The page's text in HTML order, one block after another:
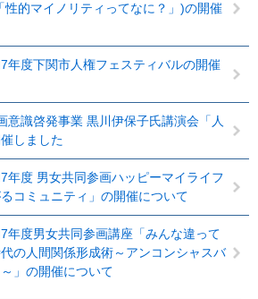
性的マイノリティってなに？」)の開催
7年度下関市人権フェスティバルの開催
意識啓発事業 黒川伊保子氏講演会「人
しました
7年度 男女共同参画ハッピーマイライフ
コミュニティ」の開催について
7年度男女共同参画講座「みんな違って
の人間関係形成術～アンコンシャスバ
」の開催について